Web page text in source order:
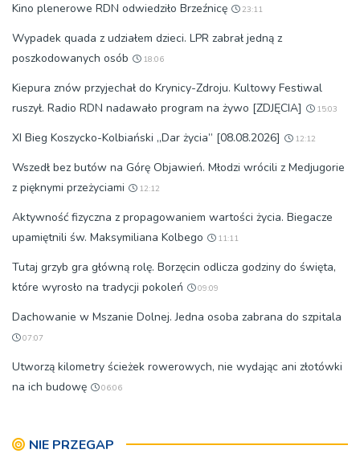
Kino plenerowe RDN odwiedziło Brzeźnicę 23:11
Wypadek quada z udziałem dzieci. LPR zabrał jedną z
poszkodowanych osób
18:06
Kiepura znów przyjechał do Krynicy-Zdroju. Kultowy Festiwal
ruszył. Radio RDN nadawało program na żywo [ZDJĘCIA]
15:03
XI Bieg Koszycko-Kolbiański „Dar życia” [08.08.2026] 12:12
Wszedł bez butów na Górę Objawień. Młodzi wrócili z Medjugorie
z pięknymi przeżyciami
12:12
Aktywność fizyczna z propagowaniem wartości życia. Biegacze
upamiętnili św. Maksymiliana Kolbego
11:11
Tutaj grzyb gra główną rolę. Borzęcin odlicza godziny do święta,
które wyrosło na tradycji pokoleń
09:09
Dachowanie w Mszanie Dolnej. Jedna osoba zabrana do szpitala
07:07
Utworzą kilometry ścieżek rowerowych, nie wydając ani złotówki
na ich budowę
06:06
NIE PRZEGAP